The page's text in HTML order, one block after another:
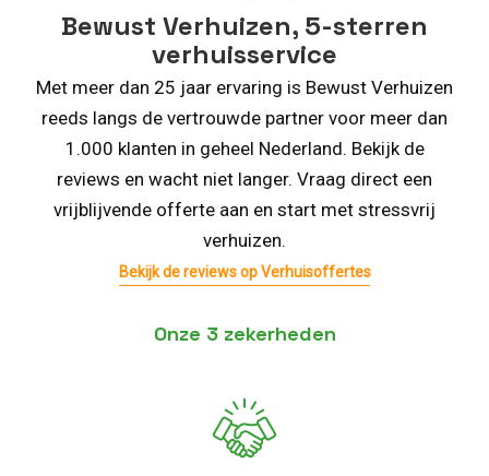
Bewust Verhuizen, 5-sterren
verhuisservice
Met meer dan 25 jaar ervaring is Bewust Verhuizen
reeds langs de vertrouwde partner voor meer dan
1.000 klanten in geheel Nederland. Bekijk de
reviews en wacht niet langer. Vraag direct een
vrijblijvende offerte aan en start met stressvrij
verhuizen.
Bekijk de reviews op Verhuisoffertes
Onze 3 zekerheden